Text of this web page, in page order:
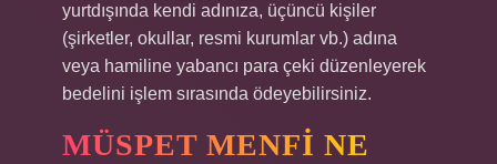
yurtdışında kendi adınıza, üçüncü kişiler
(şirketler, okullar, resmi kurumlar vb.) adına
veya hamiline yabancı para çeki düzenleyerek
bedelini işlem sırasında ödeyebilirsiniz.
MÜSPET MENFI NE